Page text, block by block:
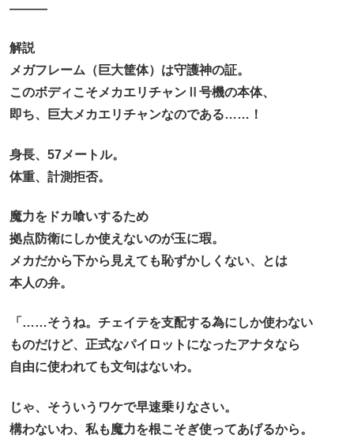
―――
解説
メガフレーム（巨大筐体）は守護神の証。
このボディこそメカエリチャンⅡ号機の本体、
即ち、巨大メカエリチャンなのである……！
身長、57メートル。
体重、計測拒否。
魔力をドカ喰いするため
拠点防衛にしか使えないのが玉に瑕。
メカだから下から見えても恥ずかしくない、とは
本人の弁。
「……そうね。チェイテを支配する為にしか使わない
ものだけど、正式なパイロットになったアナタなら
自由に使われても文句はないわ。
じゃ、そういうワケで早速乗りなさい。
構わないわ、私も魔力を根こそぎ使ってあげるから。